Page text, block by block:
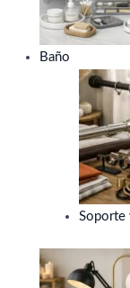
Baño
Soporte